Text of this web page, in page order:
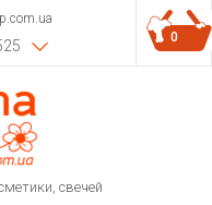
свечей
0